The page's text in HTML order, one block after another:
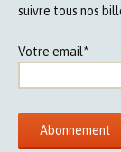
suivre tous nos
Votre email*